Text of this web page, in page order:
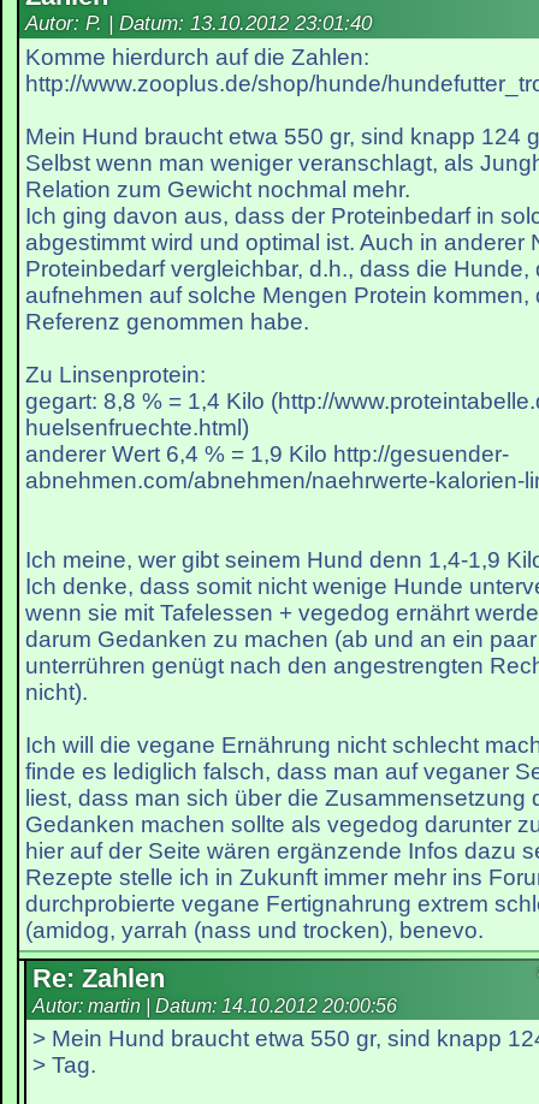
Autor: P. | Datum: 13.10.2012 23:01:40
Komme hierdurch auf die Zahlen:
http://www.zooplus.de/shop/hunde/
Mein Hund braucht etwa 550 gr, sind knapp 124
Selbst wenn man weniger veranschlagt, als
Relation zum Gewicht nochmal mehr.
Ich ging davon aus, dass der Proteinbedarf in
abgestimmt wird und optimal ist. Auch in anderer
Proteinbedarf vergleichbar, d.h., dass die Hunde,
aufnehmen auf solche Mengen Protein kommen,
Referenz genommen habe.
Zu Linsenprotein:
gegart: 8,8 % = 1,4 Kilo (http://
huelsenfruechte.html)
anderer Wert 6,4 % = 1,9 Kilo http://gesuender-
abnehmen.com/abnehmen/naehrwerte-kalorien-
Ich meine, wer gibt seinem Hund denn 1,4-1,9
Ich denke, dass somit nicht wenige Hunde
wenn sie mit Tafelessen + vegedog ernährt
darum Gedanken zu machen (ab und an ein
unterrühren genügt nach den angestrengten
nicht).
Ich will die vegane Ernährung nicht schlecht
finde es lediglich falsch, dass man auf veganer
liest, dass man sich über die Zusammensetzung
Gedanken machen sollte als vegedog darunter
hier auf der Seite wären ergänzende Infos dazu
Rezepte stelle ich in Zukunft immer mehr ins
durchprobierte vegane Fertignahrung extrem
(amidog, yarrah (nass und trocken), benevo.
Re: Zahlen
Autor: martin | Datum: 14.10.2012 20:00:56
> Mein Hund braucht etwa 550 gr, sind knapp
> Tag.